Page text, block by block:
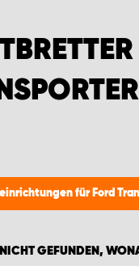
für Ford
NICHT GEFUNDEN,